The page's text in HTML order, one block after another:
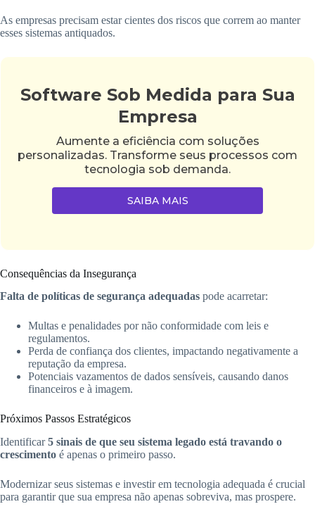
As empresas precisam estar cientes dos riscos que correm ao manter
esses sistemas antiquados.
Software Sob Medida para Sua
Empresa
Aumente a eficiência com soluções
personalizadas. Transforme seus processos com
tecnologia sob demanda.
SAIBA MAIS
Consequências da Insegurança
Falta de políticas de segurança adequadas pode acarretar:
Multas e penalidades por não conformidade com leis e
regulamentos.
Perda de confiança dos clientes, impactando negativamente a
reputação da empresa.
Potenciais vazamentos de dados sensíveis, causando danos
financeiros e à imagem.
Próximos Passos Estratégicos
Identificar5 sinais de que seu sistema legado está travando o
crescimento é apenas o primeiro passo.
Modernizar seus sistemas e investir em tecnologia adequada é crucial
para garantir que sua empresa não apenas sobreviva, mas prospere.